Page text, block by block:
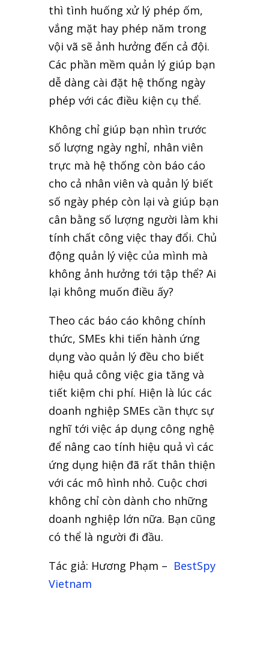
thì tình huống xử lý phép ốm,
vắng mặt hay phép năm trong
vội vã sẽ ảnh hưởng đến cả đội.
Các phần mềm quản lý giúp bạn
dễ dàng cài đặt hệ thống ngày
phép với các điều kiện cụ thể.
Không chỉ giúp bạn nhìn trước
số lượng ngày nghỉ, nhân viên
trực mà hệ thống còn báo cáo
cho cả nhân viên và quản lý biết
số ngày phép còn lại và giúp bạn
cân bằng số lượng người làm khi
tính chất công việc thay đổi. Chủ
động quản lý việc của mình mà
không ảnh hưởng tới tập thể? Ai
lại không muốn điều ấy?
Theo các báo cáo không chính
thức, SMEs khi tiến hành ứng
dụng vào quản lý đều cho biết
hiệu quả công việc gia tăng và
tiết kiệm chi phí. Hiện là lúc các
doanh nghiệp SMEs cần thực sự
nghĩ tới việc áp dụng công nghệ
để nâng cao tính hiệu quả vì các
ứng dụng hiện đã rất thân thiện
với các mô hình nhỏ. Cuộc chơi
không chỉ còn dành cho những
doanh nghiệp lớn nữa. Bạn cũng
có thể là người đi đầu.
Tác giả: Hương Phạm – BestSpy
Vietnam